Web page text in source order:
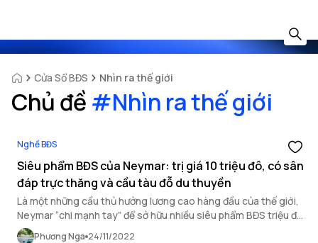
Cửa Sổ BĐS Nhìn ra thế giới
Chủ đề #Nhìn ra thế giới
Nghề BĐS
Siêu phẩm BĐS của Neymar: trị giá 10 triệu đô, có sân
đáp trực thăng và cầu tàu đỗ du thuyền
Là một những cầu thủ hưởng lương cao hàng đầu của thế giới,
Neymar “chi mạnh tay” để sở hữu nhiều siêu phẩm BĐS triệu đô
và tận hưởng cuộc sống đáng mơ ước.
Phương Nga 24/11/2022